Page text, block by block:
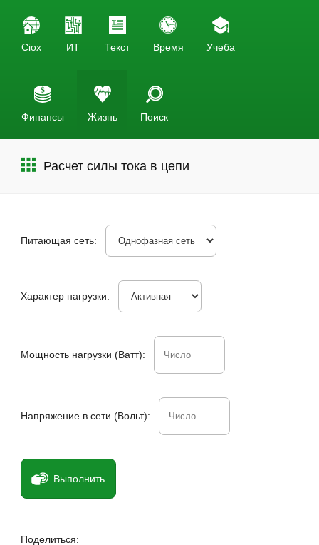
Ciox ИТ Текст Время Учеба
Финансы Жизнь Поиск
Расчет силы тока в цепи
Питающая сеть:
Характер нагрузки:
Мощность нагрузки (Ватт):
Напряжение в сети (Вольт):
Выполнить
Поделиться: